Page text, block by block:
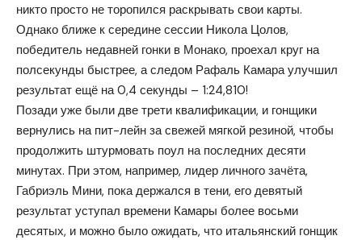
никто просто не торопился раскрывать свои карты.
Однако ближе к середине сессии Никола Цолов,
победитель недавней гонки в Монако, проехал круг на
полсекунды быстрее, а следом Рафаль Камара улучшил
результат ещё на 0,4 секунды – 1:24,810!
Позади уже были две трети квалификации, и гонщики
вернулись на пит-лейн за свежей мягкой резиной, чтобы
продолжить штурмовать поул на последних десяти
минутах. При этом, например, лидер личного зачёта,
Габриэль Мини, пока держался в тени, его девятый
результат уступал времени Камары более восьми
десятых, и можно было ожидать, что итальянский гонщик